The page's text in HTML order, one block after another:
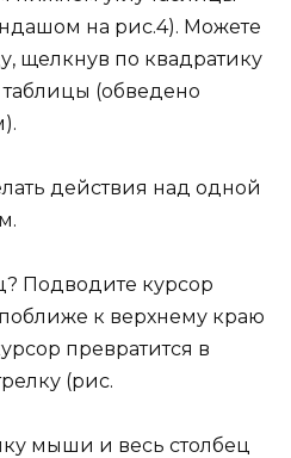
на рис.4). Можете
щелкнув по квадратику
(обведено
действия над одной
Подводите курсор
к верхнему краю
превратится в
(рис.
мыши и весь столбец